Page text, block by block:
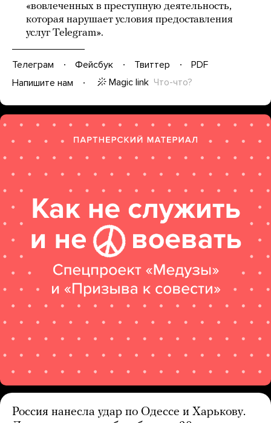
«вовлеченных в преступную деятельность,
которая нарушает условия предоставления
услуг Telegram».
Телеграм Фейсбук Твиттер
PDF
Напишите нам
Magic link Что-что?
Россия нанесла удар по Одессе и Харькову.